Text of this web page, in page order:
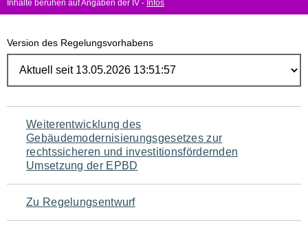
Inhalte beruhen auf Angaben der IV - Infos
Version des Regelungsvorhabens
Navigation
für
den
Seiteninhalt
Weiterentwicklung des
Gebäudemodernisierungsgesetzes zur
rechtssicheren und investitionsfördernden
Umsetzung der EPBD
Zu Regelungsentwurf